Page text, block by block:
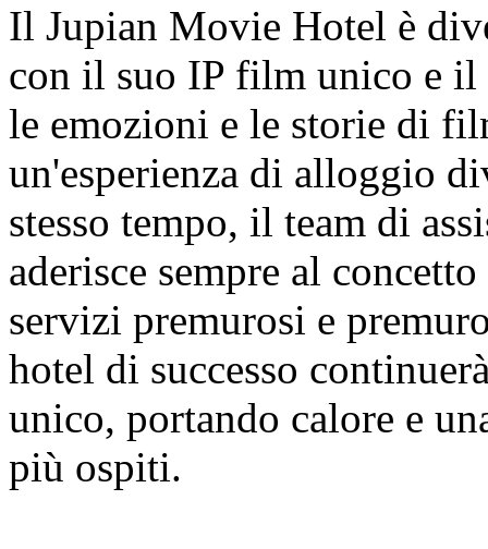
Il Jupian Movie Hotel è
con il suo IP film unico e il
le emozioni e le storie di
un'esperienza di alloggio
stesso tempo, il team di
aderisce sempre al
servizi premurosi e
hotel di successo
unico, portando calore e
più ospiti.